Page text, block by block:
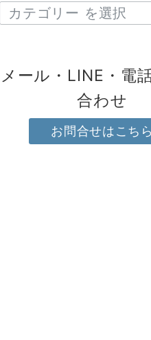
メール・LINE・電
合わせ
お問合せはこちら